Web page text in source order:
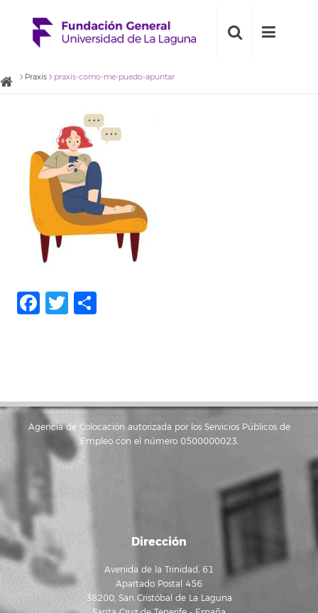
Praxis praxis-como-me-puedo-apuntar
Facebook
Twitter
Agencia de Colocación autorizada por los Servicios Públicos de
Empleo con el número 0500000023.
Dirección
Avenida de la Trinidad, 61
Apartado Postal 456
38200, San Cristóbal de La Laguna